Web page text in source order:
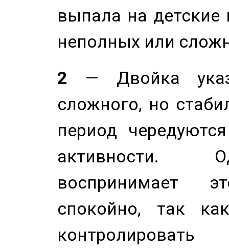
выпала на детские
неполных или
2 — Двойка
сложного, но
период
активности.
воспринимает
спокойно, так